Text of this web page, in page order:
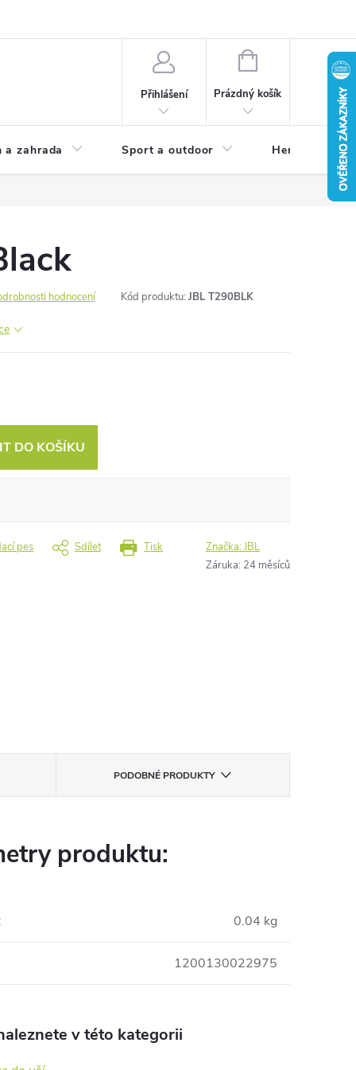
Přihlášení
NÁKUPNÍ
Prázdný košík
a zahrada Sport a outdoor Herní zóna
hodnocení Kód produktu: JBL T290BLK
DO KOŠÍKU
Tisk
pes Sdílet Značka:JBL
Záruka: 24 měsíců
PODOBNÉ PRODUKTY
produktu:
0.04 kg
1200130022975
v této kategorii